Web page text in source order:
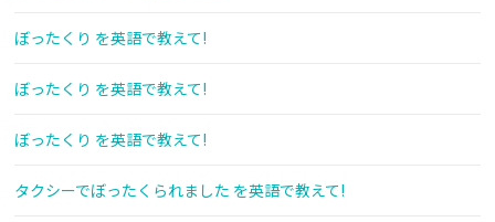
ぼったくり を英語で教えて!
ぼったくり を英語で教えて!
ぼったくり を英語で教えて!
タクシーでぼったくられました を英語で教えて!